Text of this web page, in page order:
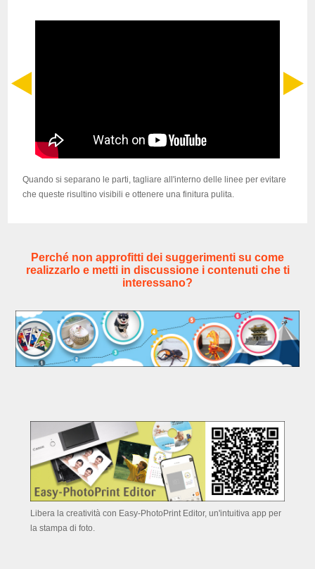
Quando si separano le parti, tagliare all'interno delle linee per evitare
che queste risultino visibili e ottenere una finitura pulita.
Perché non approfitti dei suggerimenti su come
realizzarlo e metti in discussione i contenuti che ti
interessano?
Libera la creatività con Easy-PhotoPrint Editor, un'intuitiva app per
la stampa di foto.